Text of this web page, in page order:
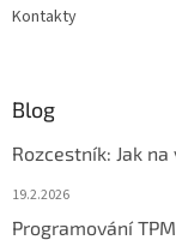
Kontakty
Blog
Rozcestník: Jak
19.2.2026
Programování